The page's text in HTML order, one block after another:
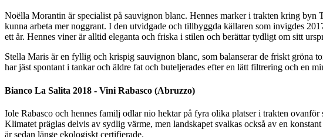
Noëlla Morantin är specialist på sauvignon blanc. Hennes marker i trakten kring
kunna arbeta mer noggrant. I den utvidgade och tillbyggda källaren som invigdes
ett år. Hennes viner är alltid eleganta och friska i stilen och berättar tydligt om sitt
Stella Maris är en fyllig och krispig sauvignon blanc, som balanserar de friskt gröna
har jäst spontant i tankar och äldre fat och buteljerades efter en lätt filtrering och en
Bianco La Salita 2018 - Vini Rabasco (Abruzzo)
Iole Rabasco och hennes familj odlar nio hektar på fyra olika platser i trakten
Klimatet präglas delvis av sydlig värme, men landskapet svalkas också av en
är sedan länge ekologiskt certifierade.